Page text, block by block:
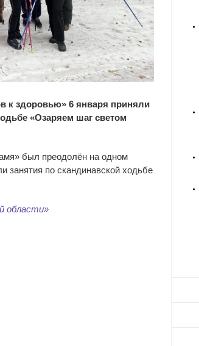
к здоровью» 6 января приняли
«Озаряем шаг светом
был преодолён на одном
занятия по скандинавской ходьбе
области»